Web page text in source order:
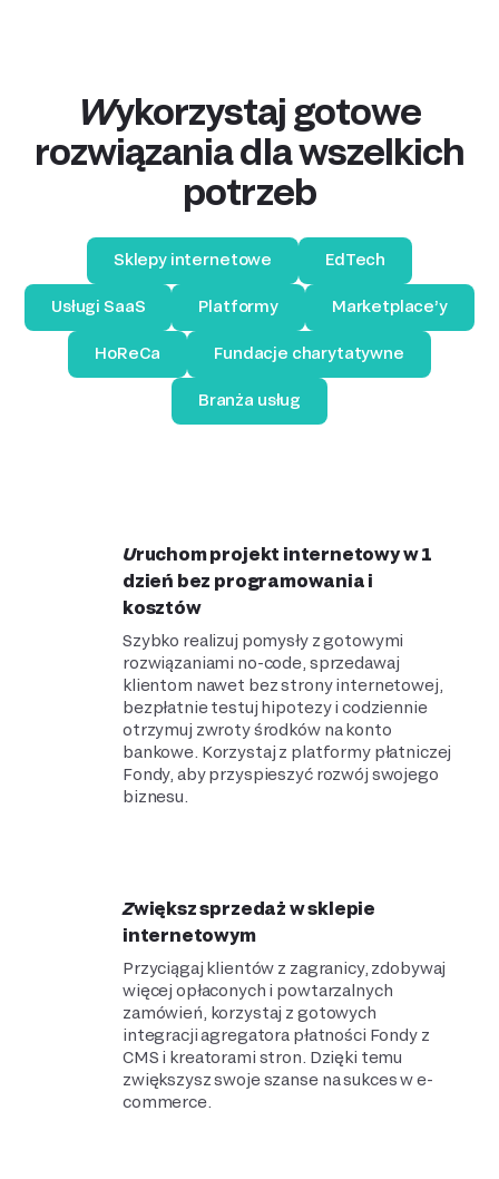
Wykorzystaj gotowe
rozwiązania dla wszelkich
potrzeb
Sklepy internetowe EdTech
Usługi SaaS Platformy Marketplace’y
HoReCa Fundacje charytatywne
Branża usług
Uruchom projekt internetowy w 1
dzień bez programowania i
kosztów
Szybko realizuj pomysły z gotowymi
rozwiązaniami no-code, sprzedawaj
klientom nawet bez strony internetowej,
bezpłatnie testuj hipotezy i codziennie
otrzymuj zwroty środków na konto
bankowe. Korzystaj z platformy płatniczej
Fondy, aby przyspieszyć rozwój swojego
biznesu.
Zwiększ sprzedaż w sklepie
internetowym
Przyciągaj klientów z zagranicy, zdobywaj
więcej opłaconych i powtarzalnych
zamówień, korzystaj z gotowych
integracji agregatora płatności Fondy z
CMS i kreatorami stron. Dzięki temu
zwiększysz swoje szanse na sukces w e-
commerce.